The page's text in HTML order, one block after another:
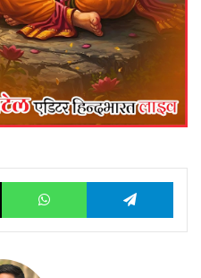
X WhatsApp